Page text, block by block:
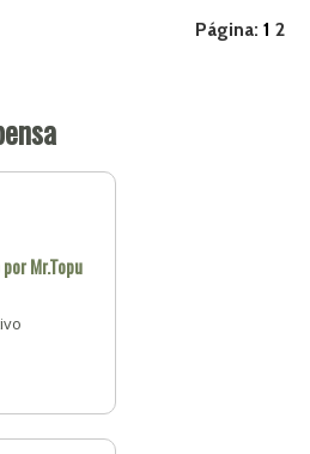
Página: 1 2
Mr.Topu